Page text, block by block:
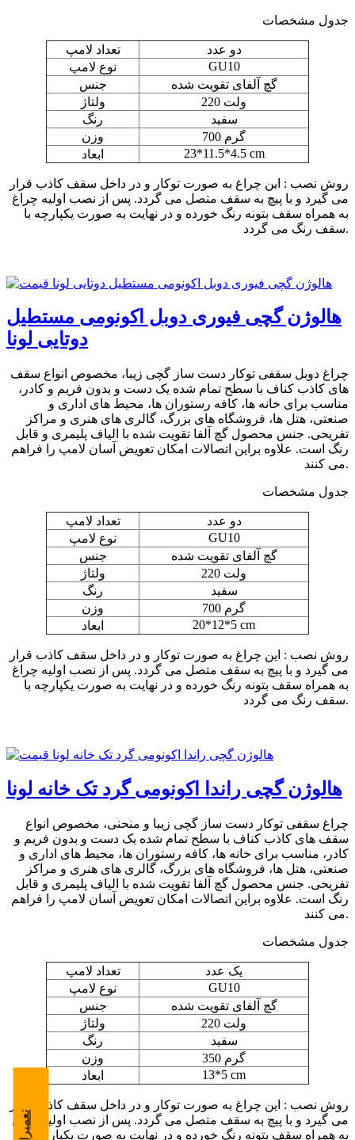
جدول مشخصات
تعداد لامپ
دو عدد
نوع لامپ
GU10
جنس
گچ آلفای تقویت شده
ولتاژ
220 ولت
رنگ
سفید
وزن
700 گرم
ابعاد
23*11.5*4.5 cm
روش نصب : این چراغ به صورت توکار و در داخل سقف کاذب قرار
می گیرد و با پیچ به سقف متصل می گردد. پس از نصب اولیه چراغ
به همراه سقف بتونه رنگ خورده و در نهایت به صورت یکپارچه با
سقف رنگ می گردد.
هالوژن گچی فیوری دوبل اکونومی مستطیل
دوتایی لونا
چراغ دوبل سقفی توکار دست ساز گچی زیبا، مخصوص انواع سقف
های کاذب کناف با سطح تمام شده یک دست و بدون فریم و کادر،
مناسب برای خانه ها، کافه رستوران ها، محیط های اداری و
صنعتی، هتل ها، فروشگاه های بزرگ، گالری های هنری و مراکز
تفریحی. جنس محصول گچ آلفا تقویت شده با الیاف پلیمری و قابل
رنگ است. علاوه براین اتصالات امکان تعویض آسان لامپ را فراهم
می کنند.
جدول مشخصات
تعداد لامپ
دو عدد
نوع لامپ
GU10
جنس
گچ آلفای تقویت شده
ولتاژ
220 ولت
رنگ
سفید
وزن
700 گرم
ابعاد
20*12*5 cm
روش نصب : این چراغ به صورت توکار و در داخل سقف کاذب قرار
می گیرد و با پیچ به سقف متصل می گردد. پس از نصب اولیه چراغ
به همراه سقف بتونه رنگ خورده و در نهایت به صورت یکپارچه با
سقف رنگ می گردد.
هالوژن گچی راندا اکونومی گرد تک خانه لونا
چراغ سقفی توکار دست ساز گچی زیبا و منحنی، مخصوص انواع
سقف های کاذب کناف با سطح تمام شده یک دست و بدون فریم و
کادر، مناسب برای خانه ها، کافه رستوران ها، محیط های اداری و
صنعتی، هتل ها، فروشگاه های بزرگ، گالری های هنری و مراکز
تفریحی. جنس محصول گچ آلفا تقویت شده با الیاف پلیمری و قابل
رنگ است. علاوه براین اتصالات امکان تعویض آسان لامپ را فراهم
می کنند.
جدول مشخصات
تعداد لامپ
یک عدد
نوع لامپ
GU10
جنس
گچ آلفای تقویت شده
ولتاژ
220 ولت
رنگ
سفید
وزن
350 گرم
ابعاد
13*5 cm
روش نصب : این چراغ به صورت توکار و در داخل سقف کاذب قرار
می گیرد و با پیچ به سقف متصل می گردد. پس از نصب اولیه چراغ
به همراه سقف بتونه رنگ خورده و در نهایت به صورت یکپارچه با